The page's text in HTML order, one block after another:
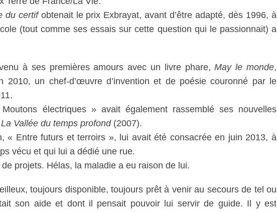
du certifobtenait le prix Exbrayat, avant d’être adapté, dès 1996, à
(tout comme ses essais sur cette question qui le passionnait) a
à ses premières amours avec un livre phare,May le monde,
2010, un chef-d’œuvre d’invention et de poésie couronné par le
électriques » avait également rassemblé ses nouvelles
La Vallée du temps profond(2007).
« Entre futurs et terroirs », lui avait été consacrée en juin 2013, à
vécu et qui lui a dédié une rue.
de projets. Hélas, la maladie a eu raison de lui.
toujours disponible, toujours prêt à venir au secours de tel ou
son aide et dont il pensait pouvoir lui servir de guide. Il y est